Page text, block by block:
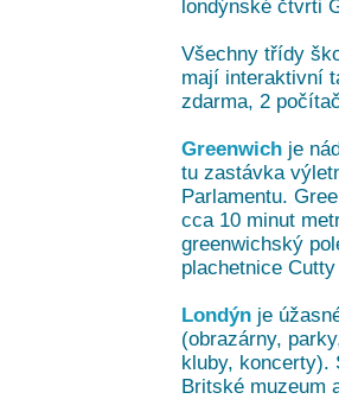
londýnské čtvrti
Všechny třídy
mají interaktivní
zdarma, 2
Greenwichje
tu zastávka
Parlamentu.
cca 10 minut
greenwichský
plachetnice
Londýnje
(obrazárny,
kluby, koncerty).
Britské muzeum